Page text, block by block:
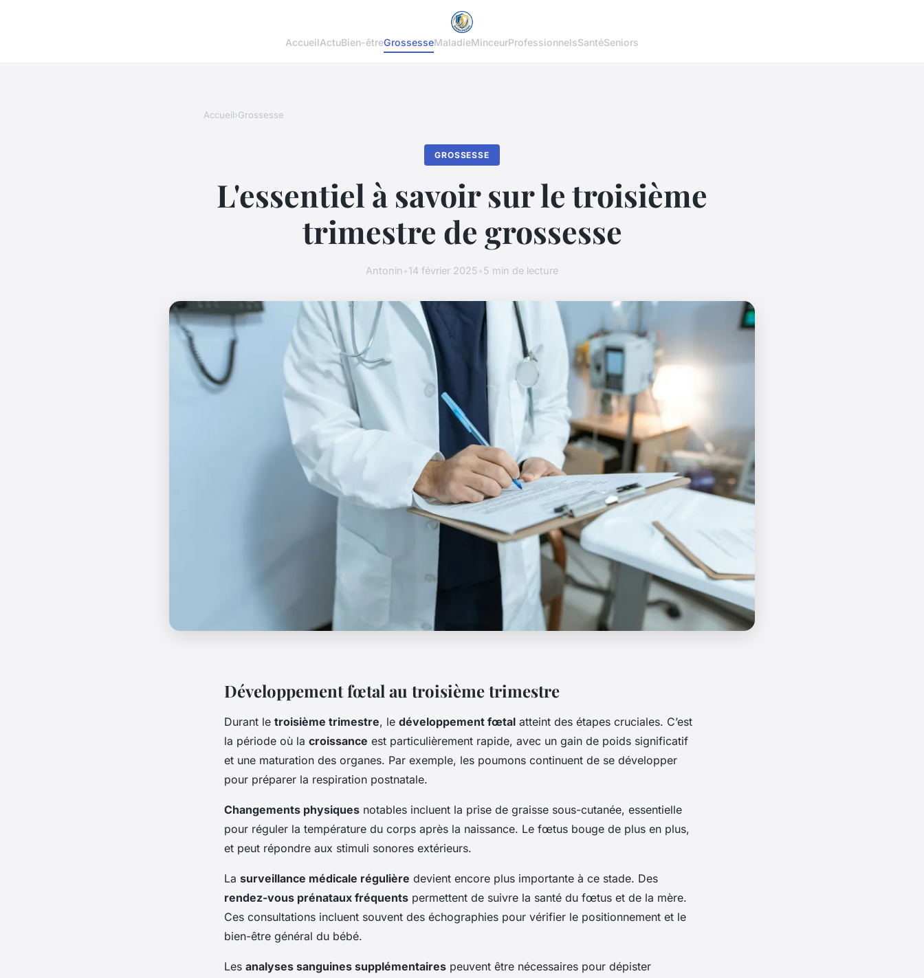
AccueilActuBien-êtreGrossesseMaladieMinceurProfessionnelsSantéSeniors
Accueil›Grossesse
GROSSESSE
L'essentiel à savoir sur le troisième
trimestre de grossesse
Antonin •14 février 2025•5 min de lecture
Développement fœtal au troisième trimestre
Durant le troisième trimestre, le développement fœtal atteint des étapes cruciales. C’est
la période où la croissance est particulièrement rapide, avec un gain de poids significatif
et une maturation des organes. Par exemple, les poumons continuent de se développer
pour préparer la respiration postnatale.
Changements physiques notables incluent la prise de graisse sous-cutanée, essentielle
pour réguler la température du corps après la naissance. Le fœtus bouge de plus en plus,
et peut répondre aux stimuli sonores extérieurs.
La surveillance médicale régulière devient encore plus importante à ce stade. Des
rendez-vous prénataux fréquents permettent de suivre la santé du fœtus et de la mère.
Ces consultations incluent souvent des échographies pour vérifier le positionnement et le
bien-être général du bébé.
Les analyses sanguines supplémentaires peuvent être nécessaires pour dépister